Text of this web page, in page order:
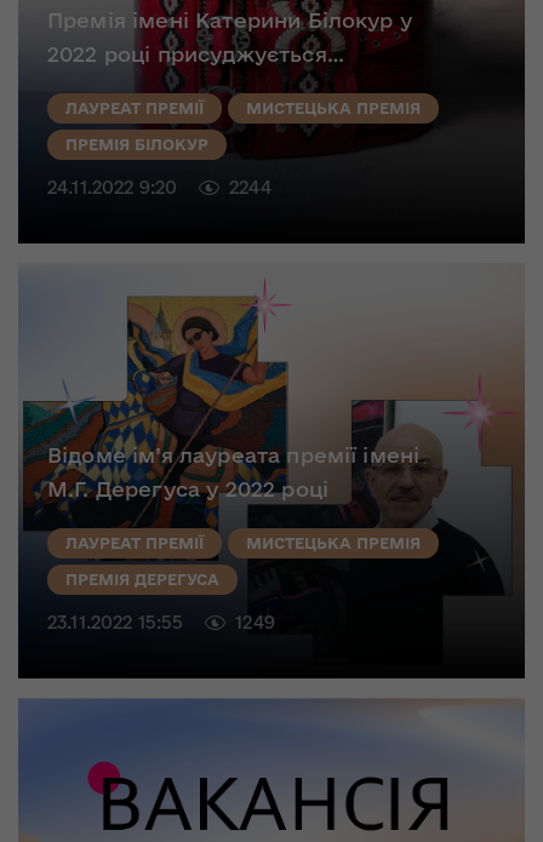
Премія імені Катерини Білокур у
2022 році присуджується…
ЛАУРЕАТ ПРЕМІЇ МИСТЕЦЬКА ПРЕМІЯ
ПРЕМІЯ БІЛОКУР
24.11.2022 9:20 2244
Відоме ім’я лауреата премії імені
М.Г. Дерегуса у 2022 році
ЛАУРЕАТ ПРЕМІЇ МИСТЕЦЬКА ПРЕМІЯ
ПРЕМІЯ ДЕРЕГУСА
23.11.2022 15:55 1249